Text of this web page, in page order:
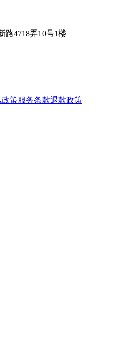
路4718弄10号1楼
政策服务条款退款政策